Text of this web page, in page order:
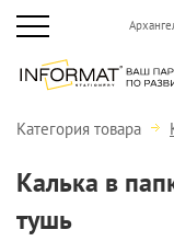
Категория товара
Калька в
тушь